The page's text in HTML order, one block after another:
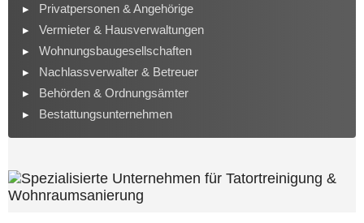
Privatpersonen & Angehörige
Vermieter & Hausverwaltungen
Wohnungsbaugesellschaften
Nachlassverwalter & Betreuer
Behörden & Ordnungsämter
Bestattungsunternehmen